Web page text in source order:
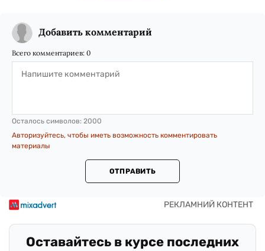
Добавить комментарий
Всего комментариев: 0
Осталось символов: 2000
Авторизуйтесь, чтобы иметь возможность комментировать
материалы
ОТПРАВИТЬ
Оставайтесь в курсе последних